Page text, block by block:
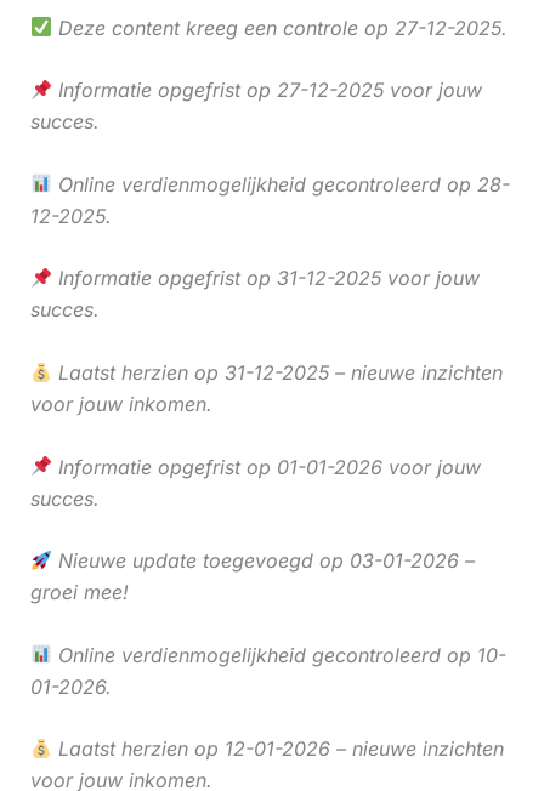
Deze content kreeg een controle op 27-12-2025.
Informatie opgefrist op 27-12-2025 voor jouw
succes.
Online verdienmogelijkheid gecontroleerd op 28-
12-2025.
Informatie opgefrist op 31-12-2025 voor jouw
succes.
Laatst herzien op 31-12-2025 – nieuwe inzichten
voor jouw inkomen.
Informatie opgefrist op 01-01-2026 voor jouw
succes.
Nieuwe update toegevoegd op 03-01-2026 –
groei mee!
Online verdienmogelijkheid gecontroleerd op 10-
01-2026.
Laatst herzien op 12-01-2026 – nieuwe inzichten
voor jouw inkomen.